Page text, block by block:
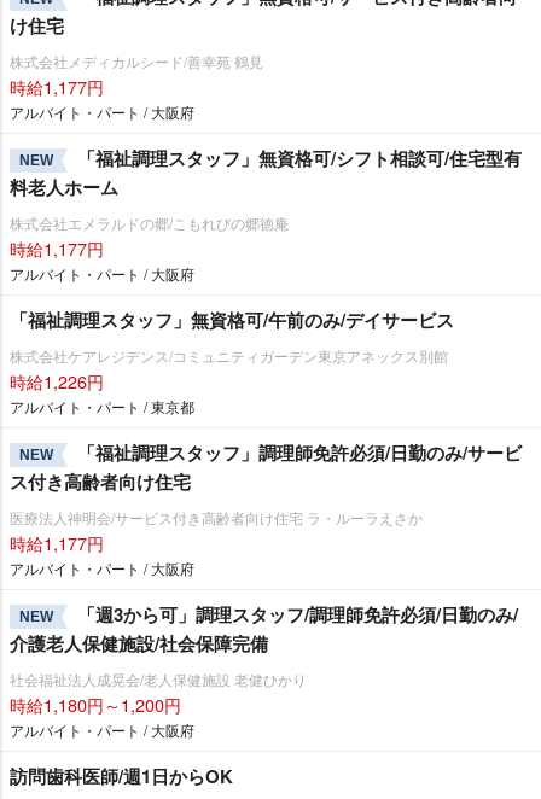
け住宅
株式会社メディカルシード/善幸苑 鶴見
時給1,177円
アルバイト・パート / 大阪府
NEW
「福祉調理スタッフ」無資格可/シフト相談可/住宅型有
料老人ホーム
株式会社エメラルドの郷/こもれびの郷徳庵
時給1,177円
アルバイト・パート / 大阪府
「福祉調理スタッフ」無資格可/午前のみ/デイサービス
株式会社ケアレジデンス/コミュニティガーデン東京アネックス別館
時給1,226円
アルバイト・パート / 東京都
NEW
「福祉調理スタッフ」調理師免許必須/日勤のみ/サービ
ス付き高齢者向け住宅
医療法人神明会/サービス付き高齢者向け住宅 ラ・ルーラえさか
時給1,177円
アルバイト・パート / 大阪府
NEW
「週3から可」調理スタッフ/調理師免許必須/日勤のみ/
介護老人保健施設/社会保障完備
社会福祉法人成晃会/老人保健施設 老健ひかり
時給1,180円～1,200円
アルバイト・パート / 大阪府
訪問歯科医師/週1日からOK